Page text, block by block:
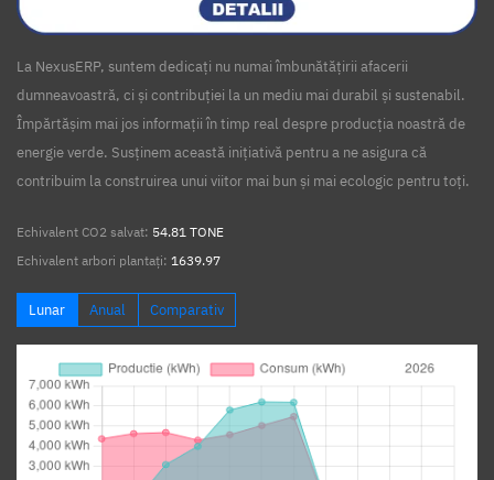
La NexusERP, suntem dedicați nu numai îmbunătățirii afacerii
dumneavoastră, ci și contribuției la un mediu mai durabil și sustenabil.
Împărtășim mai jos informații în timp real despre producția noastră de
energie verde. Susținem această inițiativă pentru a ne asigura că
contribuim la construirea unui viitor mai bun și mai ecologic pentru toți.
Echivalent CO2 salvat: 54.81 TONE
Echivalent arbori plantați: 1639.97
Lunar Anual Comparativ